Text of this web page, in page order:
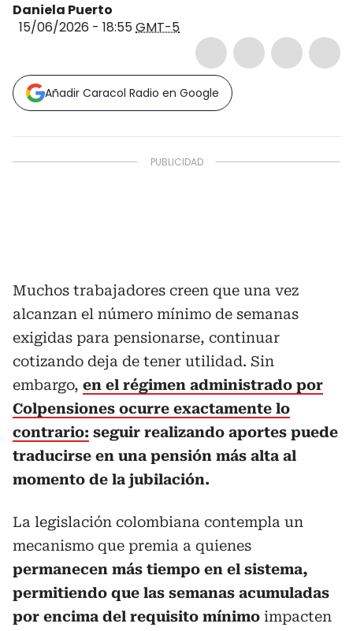
Daniela Puerto
15/06/2026 - 18:55GMT-5
Añadir Caracol Radio en Google
Muchos trabajadores creen que una vez
alcanzan el número mínimo de semanas
exigidas para pensionarse, continuar
cotizando deja de tener utilidad. Sin
embargo, en el régimen administrado por
Colpensiones ocurre exactamente lo
contrario: seguir realizando aportes puede
traducirse en una pensión más alta al
momento de la jubilación.
La legislación colombiana contempla un
mecanismo que premia a quienes
permanecen más tiempo en el sistema,
permitiendo que las semanas acumuladas
por encima del requisito mínimo impacten